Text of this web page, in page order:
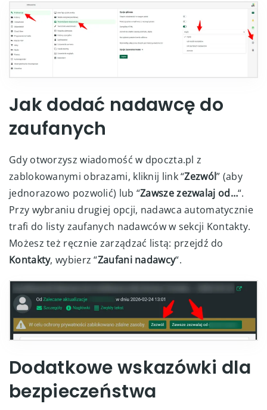
Jak dodać nadawcę do
zaufanych
Gdy otworzysz wiadomość w dpoczta.pl z
zablokowanymi obrazami, kliknij link “Zezwól” (aby
jednorazowo pozwolić) lub “Zawsze zezwalaj od…“.
Przy wybraniu drugiej opcji, nadawca automatycznie
trafi do listy zaufanych nadawców w sekcji Kontakty.
Możesz też ręcznie zarządzać listą: przejdź do
Kontakty, wybierz “Zaufani nadawcy“.
Dodatkowe wskazówki dla
bezpieczeństwa